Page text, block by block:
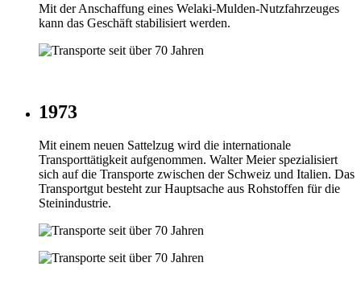
Mit der Anschaffung eines Welaki-Mulden-Nutzfahrzeuges
kann das Geschäft stabilisiert werden.
1973
Mit einem neuen Sattelzug wird die internationale
Transporttätigkeit aufgenommen. Walter Meier spezialisiert
sich auf die Transporte zwischen der Schweiz und Italien. Das
Transportgut besteht zur Hauptsache aus Rohstoffen für die
Steinindustrie.